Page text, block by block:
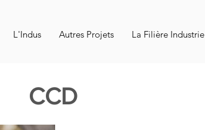
L'Indus Autres Projets La Filière Industrie
CCD